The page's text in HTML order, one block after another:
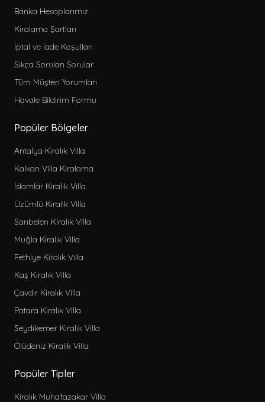
Banka Hesaplarımız
Kiralama Şartları
İptal ve İade Koşulları
Sıkça Sorulan Sorular
Tüm Müşteri Yorumları
Havale Bildirim Formu
Popüler Bölgeler
Antalya Kiralık Villa
Kalkan Villa Kiralama
İslamlar Kiralık Villa
Üzümlü Kiralık Villa
Sarıbelen Kiralık Villa
Muğla Kiralık Villa
Fethiye Kiralık Villa
Kaş Kiralık Villa
Çavdır Kiralık Villa
Patara Kiralık Villa
Seydikemer Kiralık Villa
Ölüdeniz Kiralık Villa
Popüler Tipler
Kiralık Muhafazakar Villa